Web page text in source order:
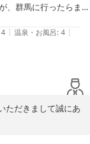
、群馬に行ったらまた
4 | 温泉・お風呂: 4 |
ただきまして誠にあ